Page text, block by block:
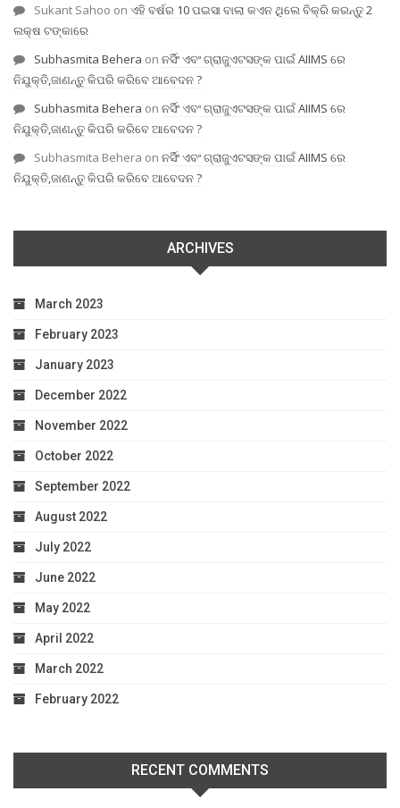
Sukant Sahoo on ଏହି ବର୍ଷର 10 ପଇସା ବାଲା କଏନ ଥିଲେ ବିକ୍ରି କରନ୍ତୁ 2
ଲକ୍ଷ ଟଙ୍କାରେ
Subhasmita Behera on ନର୍ସିଂ ଏବଂ ଗ୍ରାଜୁଏଟସଙ୍କ ପାଇଁ AIIMS ରେ
ନିଯୁକ୍ତି,ଜାଣନ୍ତୁ କିପରି କରିବେ ଆବେଦନ ?
Subhasmita Behera on ନର୍ସିଂ ଏବଂ ଗ୍ରାଜୁଏଟସଙ୍କ ପାଇଁ AIIMS ରେ
ନିଯୁକ୍ତି,ଜାଣନ୍ତୁ କିପରି କରିବେ ଆବେଦନ ?
Subhasmita Behera on ନର୍ସିଂ ଏବଂ ଗ୍ରାଜୁଏଟସଙ୍କ ପାଇଁ AIIMS ରେ
ନିଯୁକ୍ତି,ଜାଣନ୍ତୁ କିପରି କରିବେ ଆବେଦନ ?
ARCHIVES
March 2023
February 2023
January 2023
December 2022
November 2022
October 2022
September 2022
August 2022
July 2022
June 2022
May 2022
April 2022
March 2022
February 2022
RECENT COMMENTS